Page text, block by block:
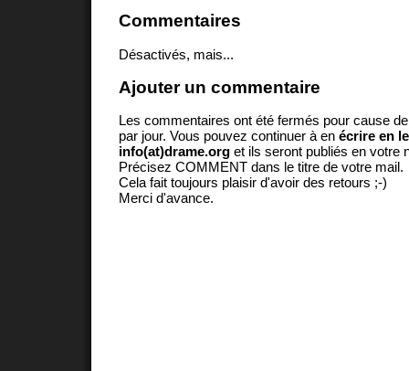
Commentaires
Désactivés, mais...
Ajouter un commentaire
Les commentaires ont été fermés pour cause
par jour. Vous pouvez continuer à en écrire en
info(at)drame.org et ils seront publiés en votre
Précisez COMMENT dans le titre de votre mail.
Cela fait toujours plaisir d'avoir des retours ;-)
Merci d'avance.